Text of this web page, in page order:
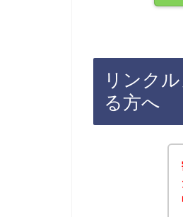
リンク
る方へ